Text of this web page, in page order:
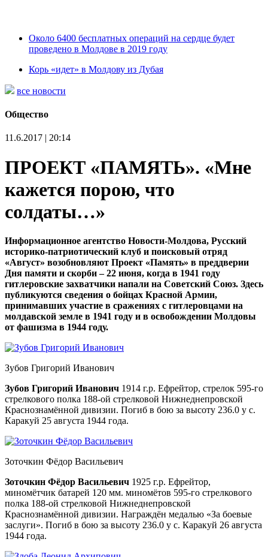
Около 6400 бесплатных операций на сердце будет
проведено в Молдове в 2019 году
Корь «идет» в Молдову из Дубая
все новости
Общество
11.6.2017 | 20:14
ПРОЕКТ «ПАМЯТЬ». «Мне
кажется порою, что
солдаты…»
Информационное агентство Новости-Молдова, Русский
историко-патриотический клуб и поисковый отряд
«Август» возобновляют Проект «Память» в преддверии
Дня памяти и скорби – 22 июня, когда в 1941 году
гитлеровские захватчики напали на Советский Союз. Здесь
публикуются сведения о бойцах Красной Армии,
принимавших участие в сражениях с гитлеровцами на
молдавской земле в 1941 году и в освобождении Молдовы
от фашизма в 1944 году.
Зубов Григорий Иванович
Зубов Григорий Иванович 1914 г.р. Ефрейтор, стрелок 595-го
стрелкового полка 188-ой стрелковой Нижнеднепровской
Краснознамённой дивизии. Погиб в бою за высоту 236.0 у с.
Каракуй 25 августа 1944 года.
Зоточкин Фёдор Васильевич
Зоточкин Фёдор Васильевич 1925 г.р. Ефрейтор,
миномётчик батарей 120 мм. миномётов 595-го стрелкового
полка 188-ой стрелковой Нижнеднепровской
Краснознамённой дивизии. Награждён медалью «За боевые
заслуги». Погиб в бою за высоту 236.0 у с. Каракуй 26 августа
1944 года.